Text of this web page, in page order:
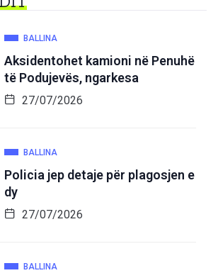
BALLINA
Aksidentohet kamioni në Penuhë
të Podujevës, ngarkesa
27/07/2026
BALLINA
Policia jep detaje për plagosjen e
dy
27/07/2026
BALLINA